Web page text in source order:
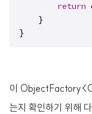
return
    }
}
이
는지 확인하기 위해